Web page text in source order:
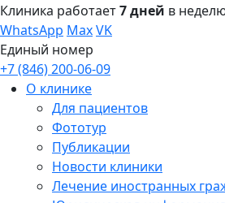
Клиника работает7 дней в
WhatsApp MaxVK
Единый номер
+7 (846) 200-06-09
О клинике
Для пациентов
Фототур
Публикации
Новости клиники
Лечение иностранных